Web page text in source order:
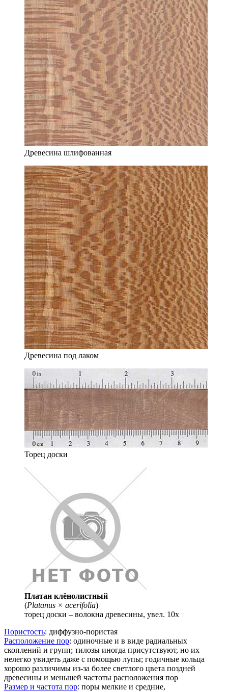
Древесина шлифованная
Древесина под лаком
Торец доски
Платан клёнолистный
(Platanus × acerifolia)
торец доски – волокна древесины, увел. 10х
Пористость: диффузно-пористая
Расположение пор: одиночные и в виде радиальных
скоплений и групп; тилозы иногда присутствуют, но их
нелегко увидеть даже с помощью лупы; годичные кольца
хорошо различимы из-за более светлого цвета поздней
древесины и меньшей частоты расположения пор
Размер и частота пор: поры мелкие и средние,